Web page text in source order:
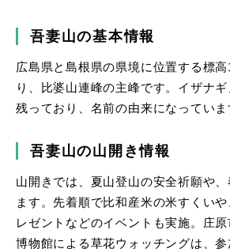
吾妻山の基本情報
広島県と島根県の県境に位置する標
り、比婆山連峰の主峰です。イザナ
残っており、名前の由来になっていま
吾妻山の山開き情報
山開きでは、夏山登山の安全祈願や
ます。先着順で比和産米の米すくい
レゼントなどのイベントも実施。庄
博物館による草花ウォッチングは、